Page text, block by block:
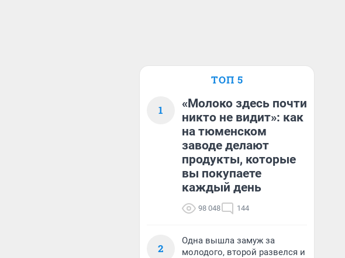
ТОП 5
1
«Молоко здесь почти
никто не видит»: как
на тюменском
заводе делают
продукты, которые
вы покупаете
каждый день
98 048 144
2
Одна вышла замуж за
молодого, второй развелся и